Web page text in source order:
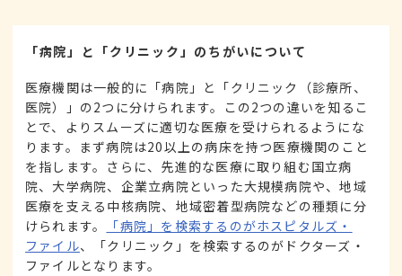
「病院」と「クリニック」のちがいについて
医療機関は一般的に「病院」と「クリニック（診療所、
医院）」の2つに分けられます。この2つの違いを知るこ
とで、よりスムーズに適切な医療を受けられるようにな
ります。まず病院は20以上の病床を持つ医療機関のこと
を指します。さらに、先進的な医療に取り組む国立病
院、大学病院、企業立病院といった大規模病院や、地域
医療を支える中核病院、地域密着型病院などの種類に分
けられます。
「病院」を検索するのがホスピタルズ・
ファイル、「クリニック」を検索するのがドクターズ・
ファイルとなります。